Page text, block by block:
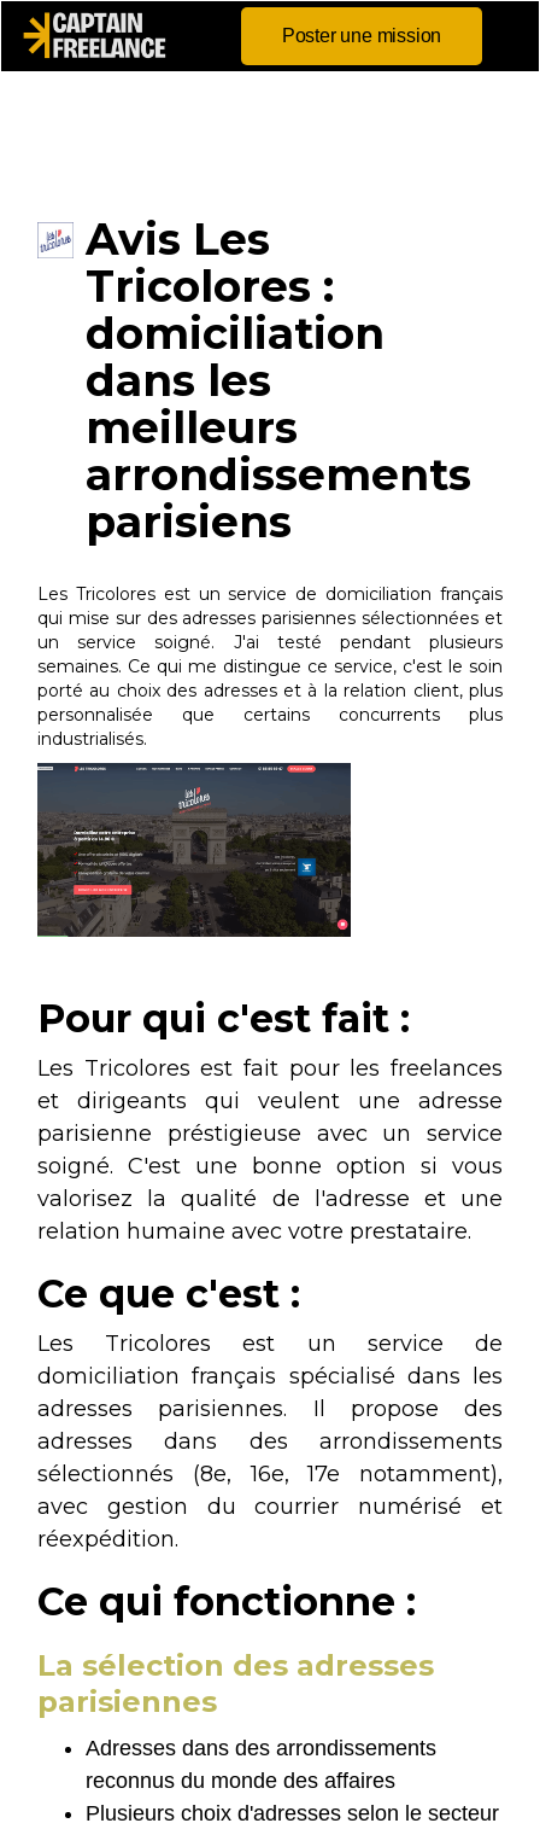
Poster une mission
Avis Les
Tricolores :
domiciliation
dans les
meilleurs
arrondissements
parisiens
Les Tricolores est un service de domiciliation français
qui mise sur des adresses parisiennes sélectionnées et
un service soigné. J'ai testé pendant plusieurs
semaines. Ce qui me distingue ce service, c'est le soin
porté au choix des adresses et à la relation client, plus
personnalisée que certains concurrents plus
industrialisés.
Pour qui c'est fait :
Les Tricolores est fait pour les freelances
et dirigeants qui veulent une adresse
parisienne préstigieuse avec un service
soigné. C'est une bonne option si vous
valorisez la qualité de l'adresse et une
relation humaine avec votre prestataire.
Ce que c'est :
Les Tricolores est un service de
domiciliation français spécialisé dans les
adresses parisiennes. Il propose des
adresses dans des arrondissements
sélectionnés (8e, 16e, 17e notamment),
avec gestion du courrier numérisé et
réexpédition.
Ce qui fonctionne :
La sélection des adresses
parisiennes
Adresses dans des arrondissements
reconnus du monde des affaires
Plusieurs choix d'adresses selon le secteur